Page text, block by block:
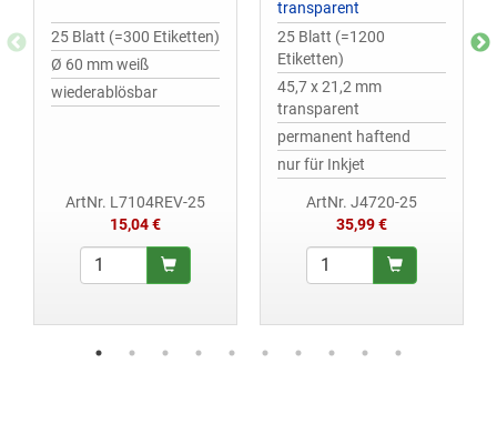
25 Blatt (=300 Etiketten)
Ø 60 mm weiß
wiederablösbar
ArtNr. L7104REV-25
15,04 €
transparent
25 Blatt (=1200
Etiketten)
45,7 x 21,2 mm
transparent
permanent haftend
nur für Inkjet
ArtNr. J4720-25
35,99 €